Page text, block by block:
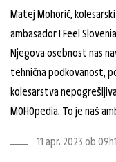
Matej Mohorič,
ambasador I Feel
Njegova osebnost nas
tehnična podkovanost,
kolesarstva
MOHOpedia. To je naš
11 apr. 2023 ob